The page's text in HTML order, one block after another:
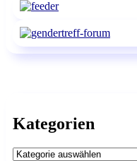
Kategorien
Kategorien